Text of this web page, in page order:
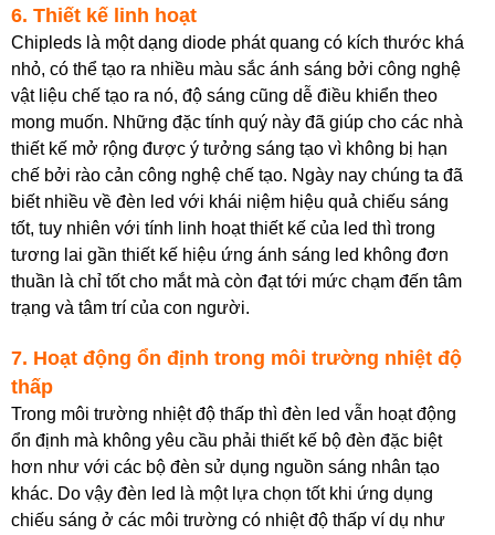
6. Thiết kế linh hoạt
Chipleds là một dạng diode phát quang có kích thước khá
nhỏ, có thể tạo ra nhiều màu sắc ánh sáng bởi công nghệ
vật liệu chế tạo ra nó, độ sáng cũng dễ điều khiển theo
mong muốn. Những đặc tính quý này đã giúp cho các nhà
thiết kế mở rộng được ý tưởng sáng tạo vì không bị hạn
chế bởi rào cản công nghệ chế tạo. Ngày nay chúng ta đã
biết nhiều về đèn led với khái niệm hiệu quả chiếu sáng
tốt, tuy nhiên với tính linh hoạt thiết kế của led thì trong
tương lai gần thiết kế hiệu ứng ánh sáng led không đơn
thuần là chỉ tốt cho mắt mà còn đạt tới mức chạm đến tâm
trạng và tâm trí của con người.
7. Hoạt động ổn định trong môi trường nhiệt độ
thấp
Trong môi trường nhiệt độ thấp thì đèn led vẫn hoạt động
ổn định mà không yêu cầu phải thiết kế bộ đèn đặc biệt
hơn như với các bộ đèn sử dụng nguồn sáng nhân tạo
khác. Do vậy đèn led là một lựa chọn tốt khi ứng dụng
chiếu sáng ở các môi trường có nhiệt độ thấp ví dụ như